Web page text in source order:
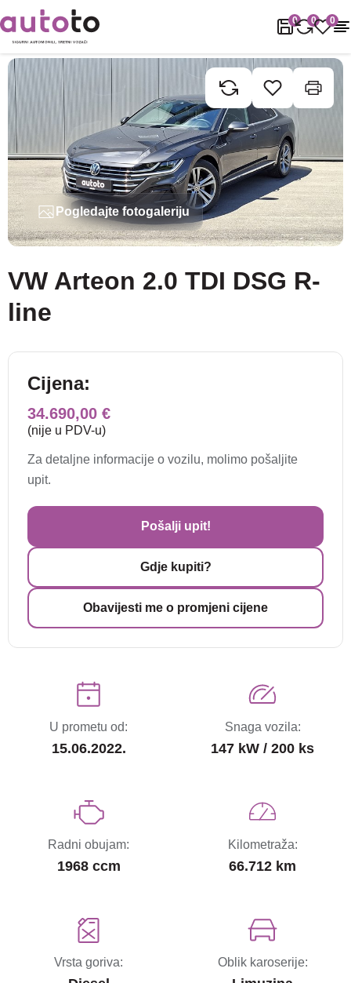
0 0 0
Naslovnica Rabljena vozila VW Arteon 2.0 TDI DSG R-line
Pogledajte fotogaleriju
VW Arteon 2.0 TDI DSG R-
line
Cijena:
34.690,00 €
(nije u PDV-u)
Za detaljne informacije o vozilu, molimo pošaljite
upit.
Pošalji upit!
Gdje kupiti?
Obavijesti me o promjeni cijene
U prometu od:
15.06.2022.
Snaga vozila:
147 kW / 200 ks
Radni obujam:
1968 ccm
Kilometraža:
66.712 km
Vrsta goriva: Oblik karoserije: